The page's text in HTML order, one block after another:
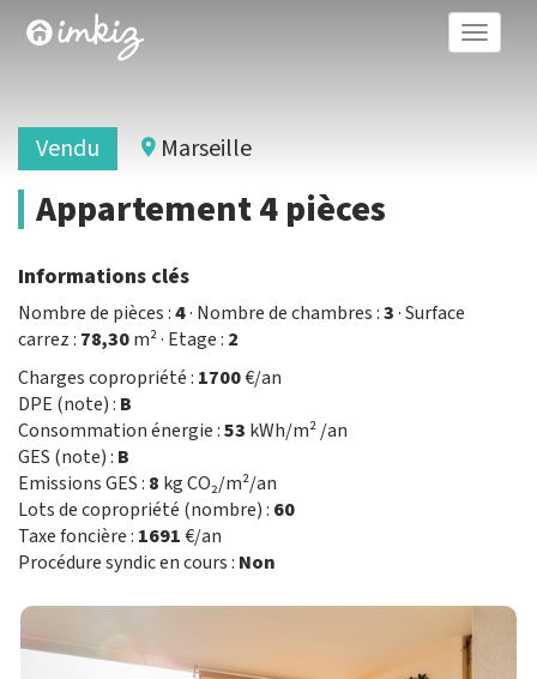
Toggle
Vendu Marseille
Appartement 4 pièces
Informations clés
Nombre de pièces :4· Nombre de chambres :3· Surface
carrez : 78,30m² · Etage : 2
Charges copropriété : 1700€/an
DPE (note) : B
Consommation énergie :53 kWh/m² /an
GES (note) : B
Emissions GES : 8 kg CO₂/m²/an
Lots de copropriété (nombre) : 60
Taxe foncière : 1691€/an
Procédure syndic en cours : Non